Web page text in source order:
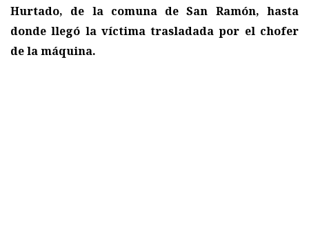
Hurtado, de la comuna de San Ramón, hasta
donde llegó la víctima trasladada por el chofer
de la máquina.